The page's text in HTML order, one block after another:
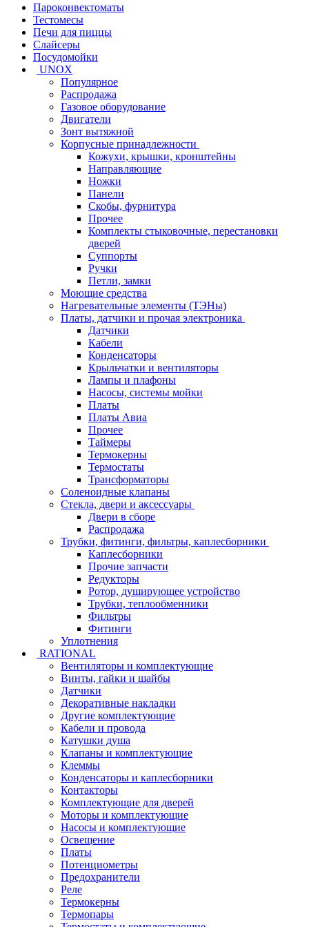
Пароконвектоматы
Тестомесы
Печи для пиццы
Слайсеры
Посудомойки
UNOX
Популярное
Распродажа
Газовое оборудование
Двигатели
Зонт вытяжной
Корпусные принадлежности
Кожухи, крышки, кронштейны
Направляющие
Ножки
Панели
Cкобы, фурнитура
Прочее
Комплекты стыковочные, перестановки
дверей
Суппорты
Ручки
Петли, замки
Моющие средства
Нагревательные элементы (ТЭНы)
Платы, датчики и прочая электроника
Датчики
Кабели
Конденсаторы
Крыльчатки и вентиляторы
Лампы и плафоны
Насосы, системы мойки
Платы
Платы Авиа
Прочее
Таймеры
Термокерны
Термостаты
Трансформаторы
Соленоидные клапаны
Стекла, двери и аксессуары
Двери в сборе
Распродажа
Трубки, фитинги, фильтры, каплесборники
Каплесборники
Прочие запчасти
Редукторы
Ротор, душирующее устройство
Трубки, теплообменники
Фильтры
Фитинги
Уплотнения
RATIONAL
Вентиляторы и комплектующие
Винты, гайки и шайбы
Датчики
Декоративные накладки
Другие комплектующие
Кабели и провода
Катушки душа
Клапаны и комплектующие
Клеммы
Конденсаторы и каплесборники
Контакторы
Комплектующие для дверей
Моторы и комплектующие
Насосы и комплектующие
Освещение
Платы
Потенциометры
Предохранители
Реле
Термокерны
Термопары